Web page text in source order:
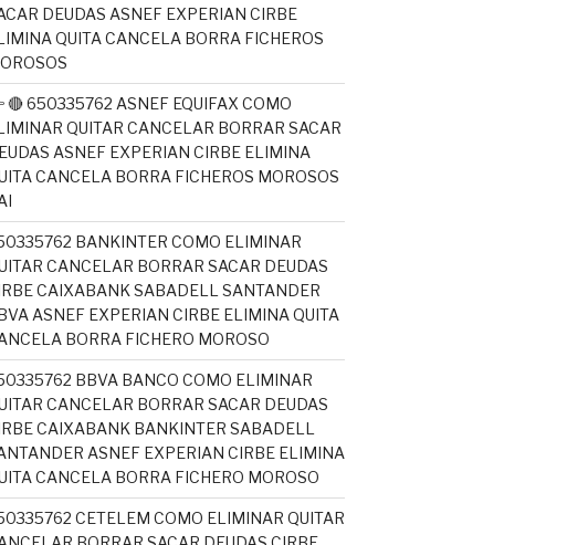
DEUDAS ASNEF EXPERIAN CIRBE
QUITA CANCELA BORRA FICHEROS
🔴 650335762 ASNEF EQUIFAX COMO
QUITAR CANCELAR BORRAR SACAR
ASNEF EXPERIAN CIRBE ELIMINA
CANCELA BORRA FICHEROS MOROSOS
BANKINTER COMO ELIMINAR
CANCELAR BORRAR SACAR DEUDAS
CAIXABANK SABADELL SANTANDER
ASNEF EXPERIAN CIRBE ELIMINA QUITA
BORRA FICHERO MOROSO
BBVA BANCO COMO ELIMINAR
CANCELAR BORRAR SACAR DEUDAS
CAIXABANK BANKINTER SABADELL
ASNEF EXPERIAN CIRBE ELIMINA
CANCELA BORRA FICHERO MOROSO
CETELEM COMO ELIMINAR QUITAR